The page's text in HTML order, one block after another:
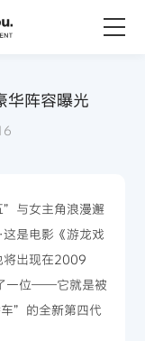
华阵容曝光
与女主角浪漫邂
是电影《游龙戏
将出现在2009
一位——它就是被
”的全新第四代